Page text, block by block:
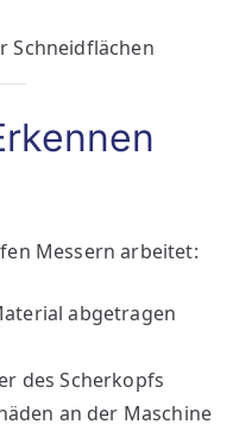
Schneidflächen
Messern arbeitet:
abgetragen
des Scherkopfs
an der Maschine